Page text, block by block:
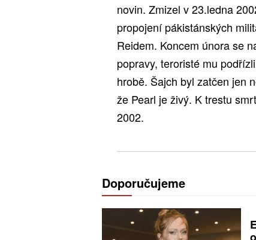
novin. Zmizel v 23.ledna
propojení pákistánských
Reidem. Koncem února se
popravy, teroristé mu
hrobě. Šajch byl zatčen jen
že Pearl je živý. K trestu
2002.
Doporučujeme